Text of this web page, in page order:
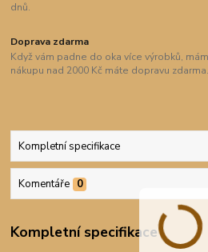
dnů.
Doprava zdarma
Když vám padne do oka více výrobků,
nákupu nad 2000 Kč máte dopravu zdarma.
Kompletní specifikace
Komentáře 0
Kompletní specifikace